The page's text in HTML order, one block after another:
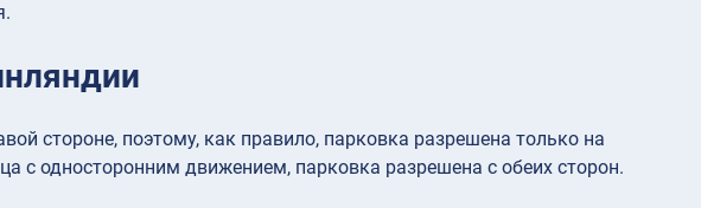
стороне, поэтому, как правило, парковка разрешена только на
с односторонним движением, парковка разрешена с обеих сторон.